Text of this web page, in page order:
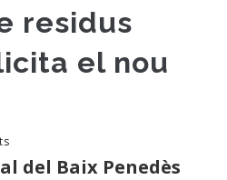
residus
el nou
del Baix Penedès